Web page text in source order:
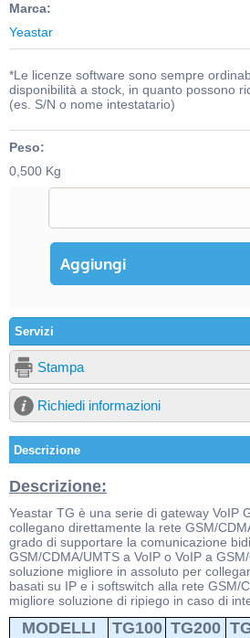
Marca:
Yeastar
*Le licenze software sono sempre
disponibilità a stock, in quanto possono
(es. S/N o nome intestatario)
Peso:
0,500 Kg
Servizi
Stampa
Richiedi informazioni
Descrizione
Descrizione:
Yeastar TG è una serie di gateway VoIP
collegano direttamente la rete GSM/
grado di supportare la comunicazione
GSM/CDMA/UMTS a VoIP o VoIP a
soluzione migliore in assoluto per
basati su IP e i softswitch alla rete GSM/
migliore soluzione di ripiego in caso di
MODELLI TG100 TG200